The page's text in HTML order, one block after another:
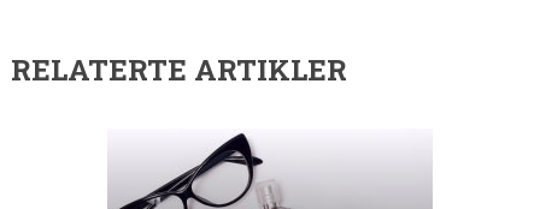
RELATERTE ARTIKLER